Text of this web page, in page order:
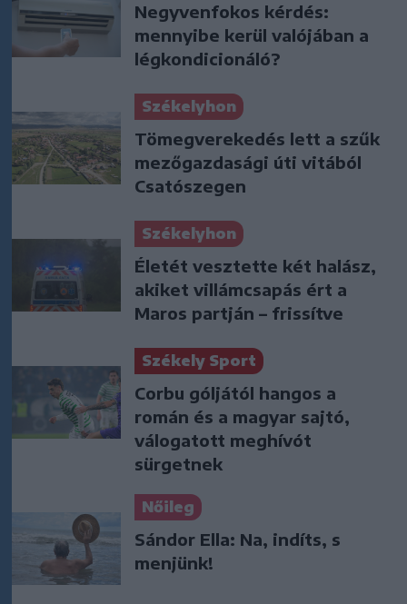
Negyvenfokos kérdés:
mennyibe kerül valójában a
légkondicionáló?
Székelyhon
Tömegverekedés lett a szűk
mezőgazdasági úti vitából
Csatószegen
Székelyhon
Életét vesztette két halász,
akiket villámcsapás ért a
Maros partján – frissítve
Székely Sport
Corbu góljától hangos a
román és a magyar sajtó,
válogatott meghívót
sürgetnek
Nőileg
Sándor Ella: Na, indíts, s
menjünk!